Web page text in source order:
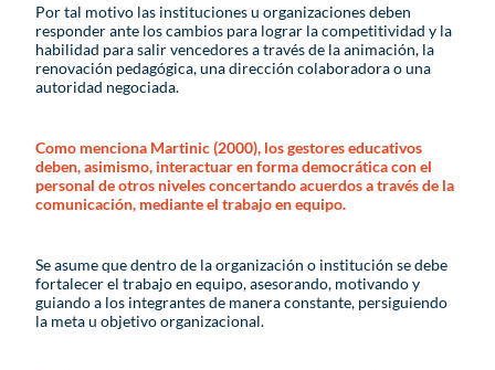
Por tal motivo las instituciones u organizaciones deben
responder ante los cambios para lograr la competitividad y la
habilidad para salir vencedores a través de la animación, la
renovación pedagógica, una dirección colaboradora o una
autoridad negociada.
Como menciona Martinic (2000), los gestores educativos
deben, asimismo, interactuar en forma democrática con el
personal de otros niveles concertando acuerdos a través de la
comunicación, mediante el trabajo en equipo.
Se asume que dentro de la organización o institución se debe
fortalecer el trabajo en equipo, asesorando, motivando y
guiando a los integrantes de manera constante, persiguiendo
la meta u objetivo organizacional.